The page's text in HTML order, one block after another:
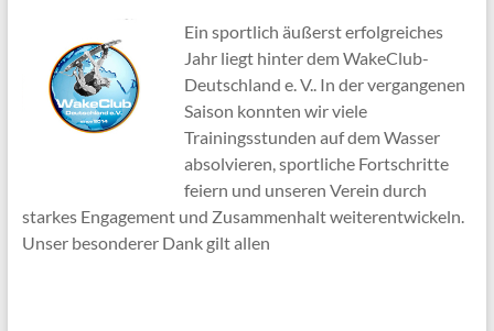
Ein sportlich äußerst erfolgreiches
Jahr liegt hinter dem WakeClub-
Deutschland e. V.. In der vergangenen
Saison konnten wir viele
Trainingsstunden auf dem Wasser
absolvieren, sportliche Fortschritte
feiern und unseren Verein durch
starkes Engagement und Zusammenhalt weiterentwickeln.
Unser besonderer Dank gilt allen